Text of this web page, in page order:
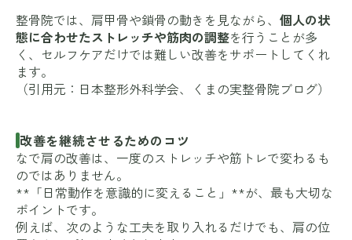
整骨院では、肩甲骨や鎖骨の動きを見ながら、 個人の状
態に合わせたストレッチや筋肉の調整を行うことが多
く、セルフケアだけでは難しい改善をサポートしてくれ
ます。
（引用元： 日本整形外科学会、 くまの実整骨院ブログ）
改善を継続させるためのコツ
なで肩の改善は、一度のストレッチや筋トレで変わるも
のではありません。
**「日常動作を意識的に変えること」**が、最も大切な
ポイントです。
例えば、次のような工夫を取り入れるだけでも、肩の位